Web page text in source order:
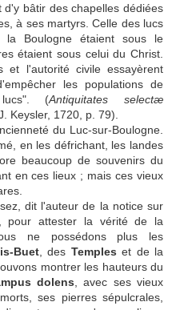
bâtir des chapelles dédiées
à ses martyrs. Celle des lucs
Boulogne étaient sous le
étaient sous celui du Christ.
et l'autorité civile essayèrent
les populations de
(Antiquitates selectæ
Keysler, 1720, p. 79).
du Luc-sur-Boulogne.
en les défrichant, les landes
beaucoup de souvenirs du
en ces lieux ; mais ces vieux
dit l'auteur de la notice sur
pour attester la vérité de la
ne possédons plus les
Buet, des Temples et de la
montrer les hauteurs du
dolens , avec ses vieux
ses pierres sépulcrales,